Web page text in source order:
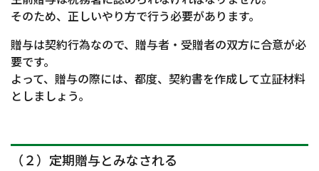
そのため、正しいやり方で行う必要があります。
贈与は契約行為なので、贈与者・受贈者の双方に合意が必
要です。
よって、贈与の際には、都度、契約書を作成して立証材料
としましょう。
（２）定期贈与とみなされる